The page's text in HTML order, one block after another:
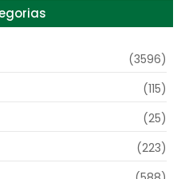
(3596)
(115)
(25)
(223)